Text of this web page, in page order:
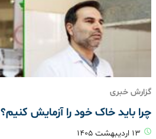
گزارش خبری
چرا باید خاک خود را آزمایش کنیم؟